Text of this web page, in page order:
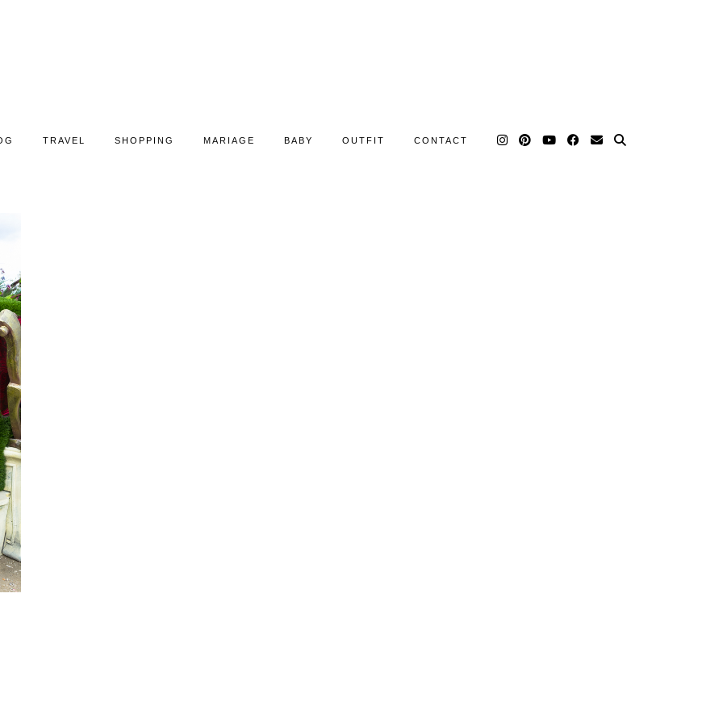
TRAVEL SHOPPING MARIAGE BABY OUTFIT CONTACT